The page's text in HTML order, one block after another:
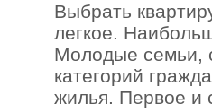
Выбрать
легкое.
Молодые семьи,
категорий
жилья. Первое и